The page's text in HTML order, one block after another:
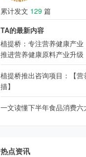
累计发文 129 篇
TA的最新内容
植提桥：专注营养健康产
推进营养健康原料产业升级
植提桥推出咨询项目：【营
描】
一文读懂下半年食品消费六
热点资讯